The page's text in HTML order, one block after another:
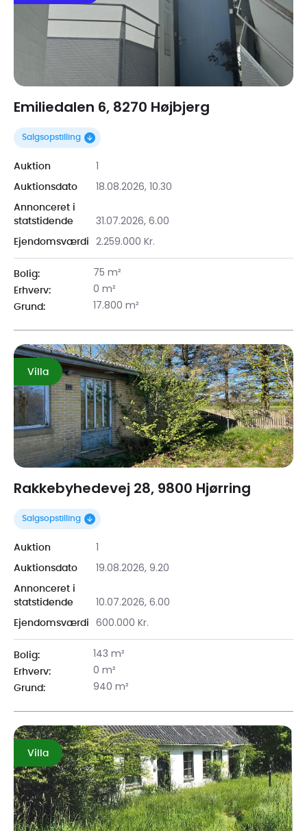
Emiliedalen 6, 8270 Højbjerg
Salgsopstilling
Auktion 1
Auktionsdato 18.08.2026, 10.30
Annonceret i
statstidende
31.07.2026, 6.00
Ejendomsværdi 2.259.000 Kr.
Bolig: 75 m²
Erhverv: 0 m²
Grund: 17.800 m²
Villa
Rakkebyhedevej 28, 9800 Hjørring
Salgsopstilling
Auktion 1
Auktionsdato 19.08.2026, 9.20
Annonceret i
statstidende
10.07.2026, 6.00
Ejendomsværdi 600.000 Kr.
Bolig: 143 m²
Erhverv: 0 m²
Grund: 940 m²
Villa